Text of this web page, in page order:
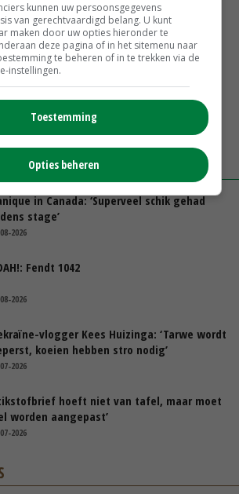
houden kas koeler: ‘De eerste indruk
veel tuinders af’
15:27
in Canada: ‘Superveel schik gehad
stage’
2026
Fendt 1042
2026
vlogger Kees Huizinga: ‘Tarwe wordt
koeien hebben stro nodig’
2026
hoeft niet van tafel, maar moet
worden aangepast’
2026
kunnen uw persoonsgegevens
van gerechtvaardigd belang. U kunt
maken door uw opties hieronder te
deze pagina of in het sitemenu naar
te beheren of in te trekken via de
instellingen.
Toestemming
Opties beheren